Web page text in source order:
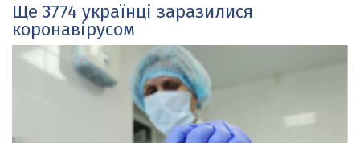
Ще 3774 українці заразилися
коронавірусом